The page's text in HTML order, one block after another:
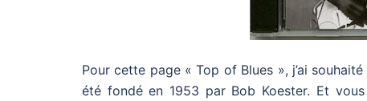
Pour cette page « Top of Blues », j’ai
été fondé en 1953 par Bob Koester. Et